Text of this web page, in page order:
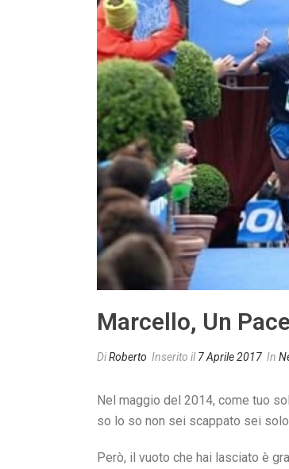
Marcello, Un
DiRoberto Inserito il7 Aprile 2017 In
Nel maggio del 2014, come tuo
so lo so non sei scappato sei
Però, il vuoto che hai lasciato è